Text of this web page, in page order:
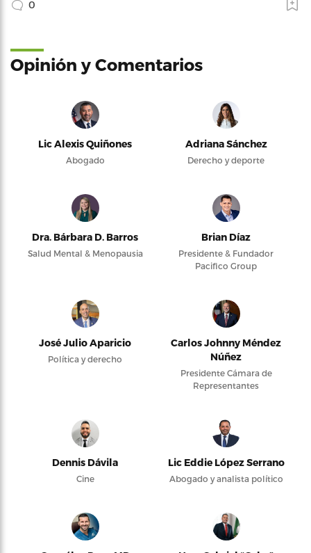
0
Opinión y Comentarios
Lic Alexis Quiñones
Abogado
Adriana Sánchez
Derecho y deporte
Dra. Bárbara D. Barros
Salud Mental & Menopausia
Brian Díaz
Presidente & Fundador
Pacifico Group
José Julio Aparicio
Política y derecho
Carlos Johnny Méndez
Núñez
Presidente Cámara de
Representantes
Dennis Dávila
Cine
Lic Eddie López Serrano
Abogado y analista político